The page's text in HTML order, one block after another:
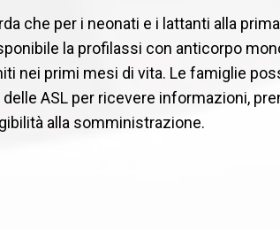
che per i neonati e i lattanti alla
la profilassi con anticorpo
nei primi mesi di vita. Le famiglie
ASL per ricevere informazioni,
alla somministrazione.